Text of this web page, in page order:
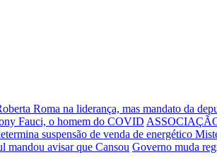
Roma na liderança, mas mandato da
Fauci, o homem do COVID
suspensão de venda de energético
mandou avisar que Cansou Governo muda